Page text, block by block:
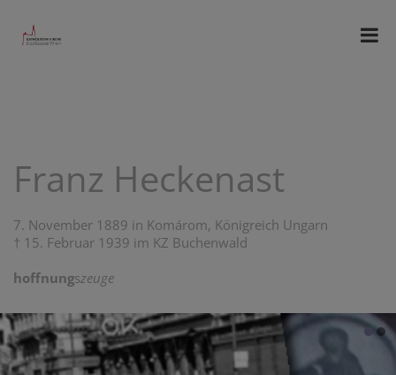
Franz Heckenast
7. November 1889 in Komárom, Königreich Ungarn
† 15. Februar 1939 im KZ Buchenwald
hoffnungszeuge